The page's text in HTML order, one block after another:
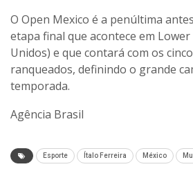
O Open Mexico é a penúltima
etapa final que acontece em
Unidos) e que contará com os
ranqueados, definindo o grande
temporada.
Agência Brasil
Esporte Ítalo Ferreira México